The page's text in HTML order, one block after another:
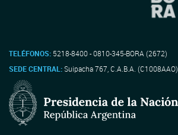
TELÉFONOS: 5218-8400 - 0810-345-BORA (2672)
SEDE CENTRAL:Suipacha 767, C.A.B.A. (C1008AAO)